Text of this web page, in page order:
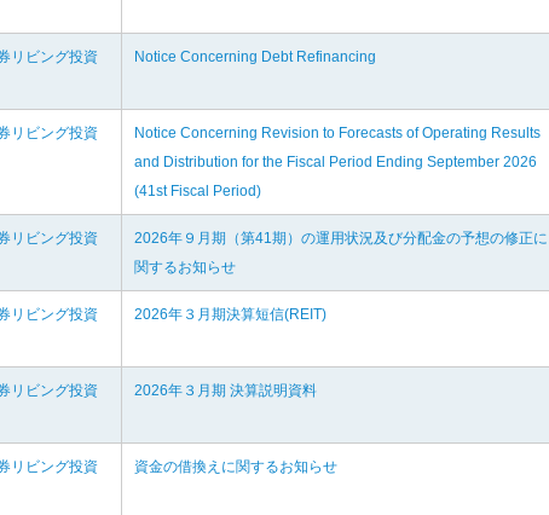
リビング投資
Notice Concerning Debt Refinancing
リビング投資
Notice Concerning Revision to Forecasts of Operating Results
and Distribution for the Fiscal Period Ending September 2026
(41st Fiscal Period)
リビング投資
2026年９月期（第41期）の運用状況及び分配金の予想の修正に
関するお知らせ
リビング投資
2026年３月期決算短信(REIT)
リビング投資
2026年３月期 決算説明資料
リビング投資
資金の借換えに関するお知らせ